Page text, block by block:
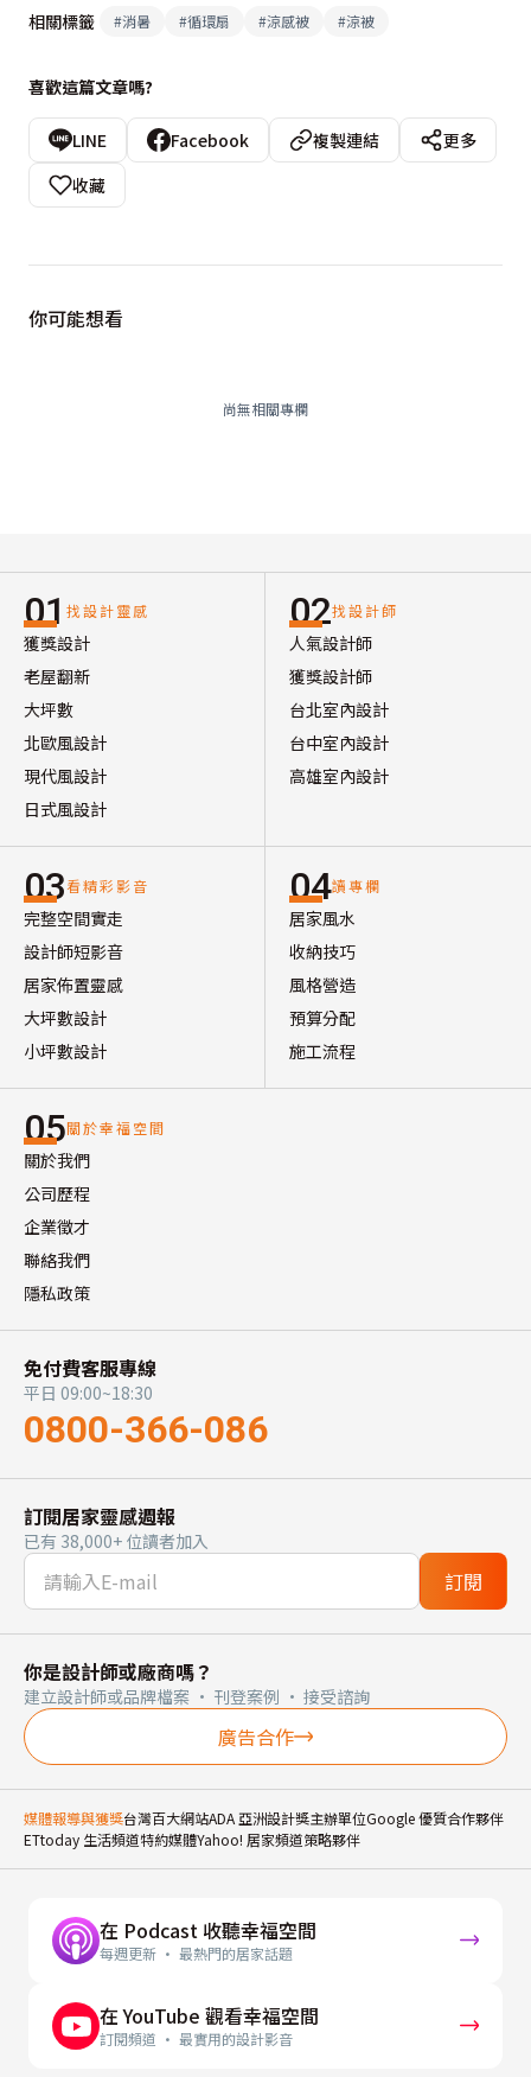
相關標籤 #消暑 #循環扇 #涼感被 #涼被
喜歡這篇文章嗎?
LINE Facebook 複製連結
更多
收藏
你可能想看
尚無相關專欄
01 找設計靈感
獲獎設計
老屋翻新
大坪數
北歐風設計
現代風設計
日式風設計
02找設計師
人氣設計師
獲獎設計師
台北室內設計
台中室內設計
高雄室內設計
03看精彩影音
完整空間實走
設計師短影音
居家佈置靈感
大坪數設計
小坪數設計
04讀專欄
居家風水
收納技巧
風格營造
預算分配
施工流程
05關於幸福空間
關於我們
公司歷程
企業徵才
聯絡我們
隱私政策
免付費客服專線
平日 09:00~18:30
0800-366-086
訂閱居家靈感週報
已有 38,000+ 位讀者加入
訂閱
你是設計師或廠商嗎？
建立設計師或品牌檔案 · 刊登案例 · 接受諮詢
廣告合作
媒體報導與獲獎台灣百大網站ADA 亞洲設計獎主辦單位Google 優質合作夥伴
ETtoday 生活頻道特約媒體Yahoo! 居家頻道策略夥伴
在 Podcast 收聽幸福空間
每週更新 · 最熱門的居家話題
在 YouTube 觀看幸福空間
訂閱頻道 · 最實用的設計影音